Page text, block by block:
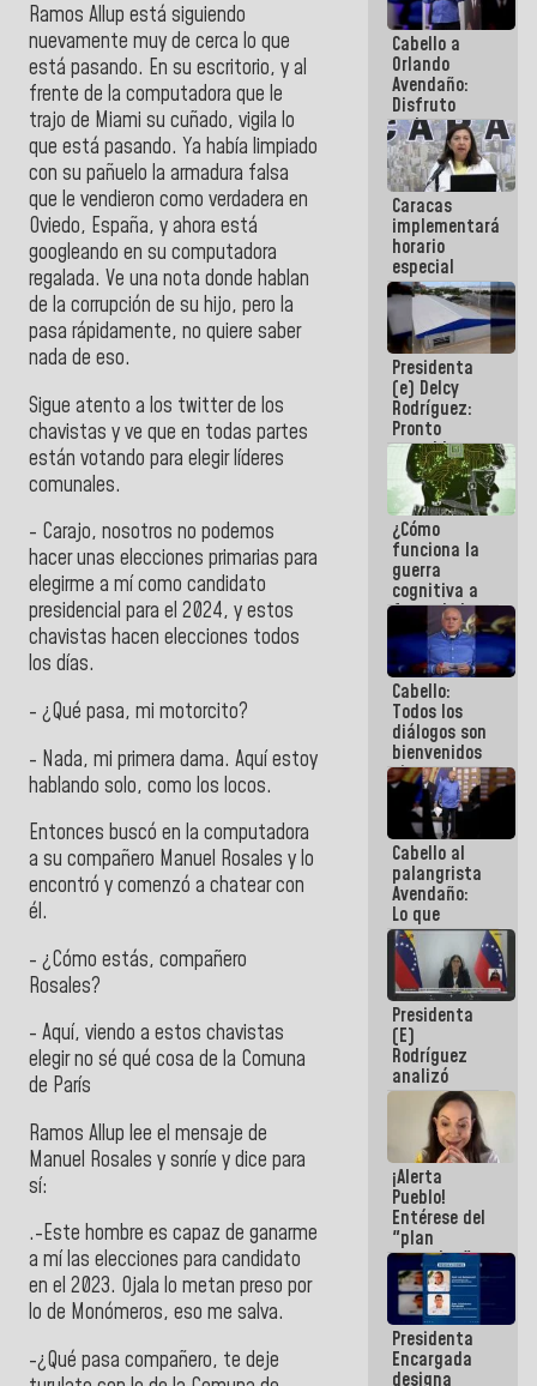
Ramos Allup está siguiendo
nuevamente muy de cerca lo que
está pasando. En su escritorio, y al
frente de la computadora que le
trajo de Miami su cuñado, vigila lo
que está pasando. Ya había limpiado
con su pañuelo la armadura falsa
que le vendieron como verdadera en
Oviedo, España, y ahora está
googleando en su computadora
regalada. Ve una nota donde hablan
de la corrupción de su hijo, pero la
pasa rápidamente, no quiere saber
nada de eso.
Sigue atento a los twitter de los
chavistas y ve que en todas partes
están votando para elegir líderes
comunales.
- Carajo, nosotros no podemos
hacer unas elecciones primarias para
elegirme a mí como candidato
presidencial para el 2024, y estos
chavistas hacen elecciones todos
los días.
- ¿Qué pasa, mi motorcito?
- Nada, mi primera dama. Aquí estoy
hablando solo, como los locos.
Entonces buscó en la computadora
a su compañero Manuel Rosales y lo
encontró y comenzó a chatear con
él.
- ¿Cómo estás, compañero
Rosales?
- Aquí, viendo a estos chavistas
elegir no sé qué cosa de la Comuna
de París
Ramos Allup lee el mensaje de
Manuel Rosales y sonríe y dice para
sí:
.-Este hombre es capaz de ganarme
a mí las elecciones para candidato
en el 2023. Ojala lo metan preso por
lo de Monómeros, eso me salva.
-¿Qué pasa compañero, te deje
Cabello a
Orlando
Avendaño:
Disfruto
cada vez
que escribes
porque lo
que haces
es
embarrarla
Caracas
implementará
horario
especial
para
adaptarse
al plan de
ahorro
energético
Presidenta
(e) Delcy
Rodríguez:
Pronto
restableceremos
las
operaciones
en el
Aeropuerto
Internacional
de
Maiquetía
¿Cómo
funciona la
guerra
cognitiva a
favor de la
narrativa
hegemónica?
(1)
Cabello:
Todos los
diálogos son
bienvenidos
siempre que
estén en el
marco de la
Constitución
de la
República
Cabello al
palangrista
Avendaño:
Lo que
vayas a
escribir
hazlo hoy
por que no
sabemos si
la semana
que viene
hay
programa
Presidenta
(E)
Rodríguez
analizó
junto a
gobernadores
planes de
recuperación
del Sistema
Eléctrico
Nacional
¡Alerta
Pueblo!
Entérese del
"plan
enjambre"
de La Sayo
para
sabotear el
diálogo y
promover el
Presidenta
Encargada
designa